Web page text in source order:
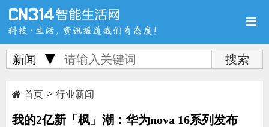
首页
新闻
首页> 行业新闻
我的2亿新「枫」潮：华为nova 16系列发布